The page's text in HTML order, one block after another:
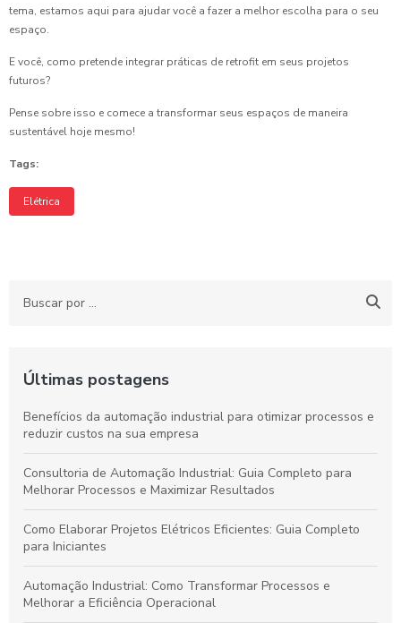
tema, estamos aqui para ajudar você a fazer a melhor escolha para o seu
espaço.
E você, como pretende integrar práticas de retrofit em seus projetos
futuros?
Pense sobre isso e comece a transformar seus espaços de maneira
sustentável hoje mesmo!
Tags:
Elétrica
Últimas postagens
Benefícios da automação industrial para otimizar processos e
reduzir custos na sua empresa
Consultoria de Automação Industrial: Guia Completo para
Melhorar Processos e Maximizar Resultados
Como Elaborar Projetos Elétricos Eficientes: Guia Completo
para Iniciantes
Automação Industrial: Como Transformar Processos e
Melhorar a Eficiência Operacional